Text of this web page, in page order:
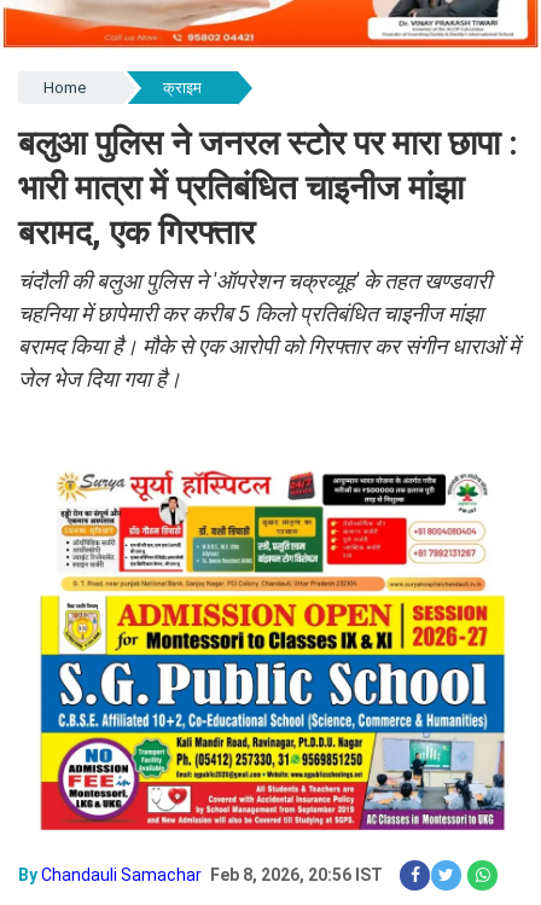
Home क्राइम
बलुआ पुलिस ने जनरल स्टोर पर मारा छापा :
भारी मात्रा में प्रतिबंधित चाइनीज मांझा
बरामद, एक गिरफ्तार
चंदौली की बलुआ पुलिस ने 'ऑपरेशन चक्रव्यूह' के तहत खण्डवारी
चहनिया में छापेमारी कर करीब 5 किलो प्रतिबंधित चाइनीज मांझा
बरामद किया है। मौके से एक आरोपी को गिरफ्तार कर संगीन धाराओं में
जेल भेज दिया गया है।
ByChandauli Samachar Feb 8, 2026, 20:56 IST